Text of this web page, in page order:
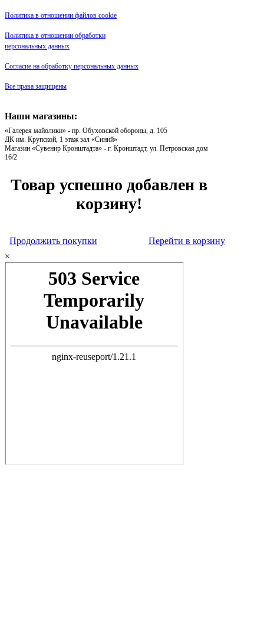
Политика в отношении файлов cookie
Политика в отношении обработки
персональных данных
Согласие на обработку персональных данных
Все права защищены
Наши магазины:
«Галерея майолики» - пр. Обуховской обороны, д. 105
ДК им. Крупской, 1 этаж зал «Синий»
Магазин «Сувенир Кронштадта» - г. Кронштадт, ул. Петровская дом
16/2
Товар успешно добавлен в
корзину!
Продолжить покупки
Перейти в корзину
×